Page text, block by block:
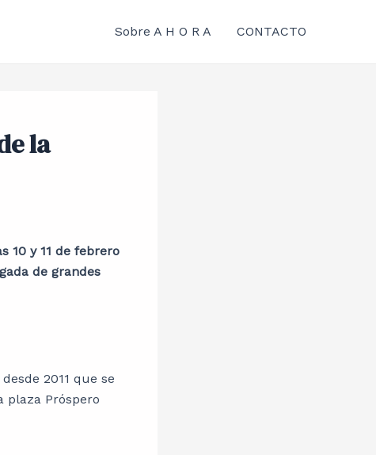
Sobre A H O R A CONTACTO
la
10 y 11 de febrero
de grandes
2011 que se
plaza Próspero